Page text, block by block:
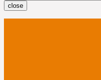
close